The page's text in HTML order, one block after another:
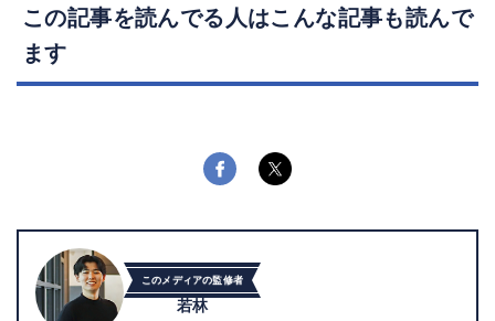
この記事を読んでる人はこんな記事も読んで
ます
このメディアの監修者
若林